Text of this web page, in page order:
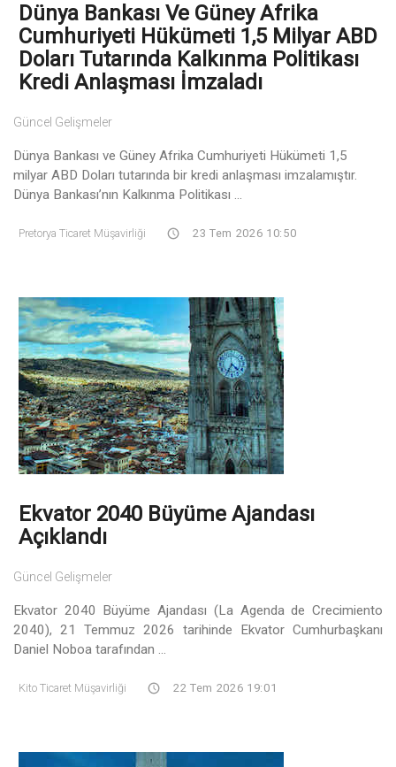
Dünya Bankası Ve Güney Afrika
Cumhuriyeti Hükümeti 1,5 Milyar ABD
Doları Tutarında Kalkınma Politikası
Kredi Anlaşması İmzaladı
Güncel Gelişmeler
Dünya Bankası ve Güney Afrika Cumhuriyeti Hükümeti 1,5
milyar ABD Doları tutarında bir kredi anlaşması imzalamıştır.
Dünya Bankası’nın Kalkınma Politikası ...
Pretorya Ticaret Müşavirliği 23 Tem 2026 10:50
Ekvator 2040 Büyüme Ajandası
Açıklandı
Güncel Gelişmeler
Ekvator 2040 Büyüme Ajandası (La Agenda de Crecimiento
2040), 21 Temmuz 2026 tarihinde Ekvator Cumhurbaşkanı
Daniel Noboa tarafından ...
Kito Ticaret Müşavirliği 22 Tem 2026 19:01